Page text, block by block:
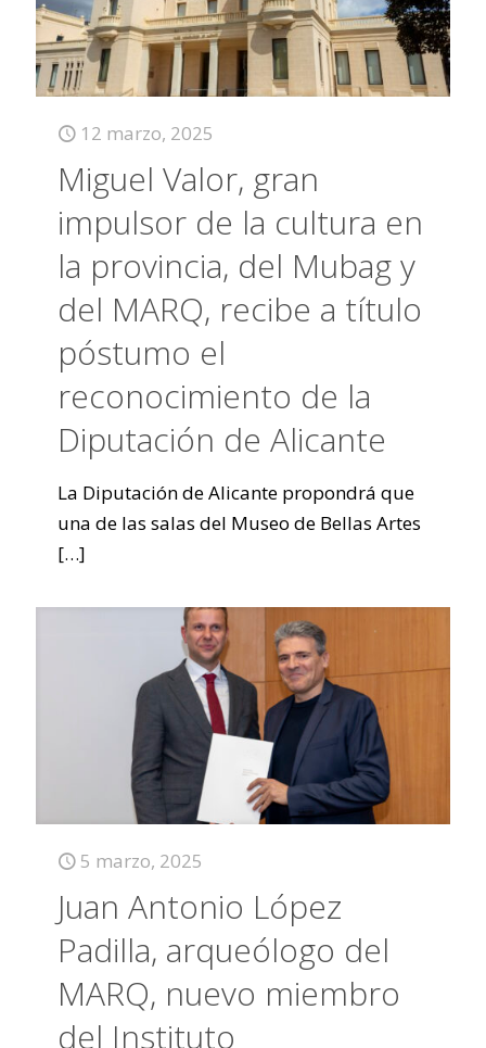
12 marzo, 2025
Miguel Valor, gran
impulsor de la cultura en
la provincia, del Mubag y
del MARQ, recibe a título
póstumo el
reconocimiento de la
Diputación de Alicante
La Diputación de Alicante propondrá que
una de las salas del Museo de Bellas Artes
[…]
5 marzo, 2025
Juan Antonio López
Padilla, arqueólogo del
MARQ, nuevo miembro
del Instituto